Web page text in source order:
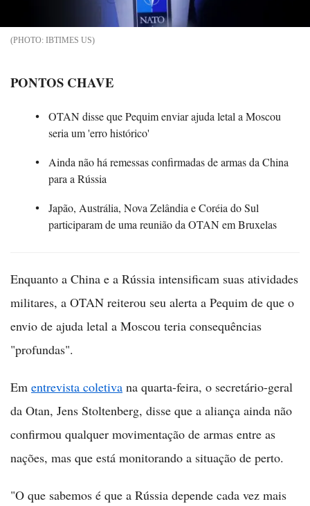
IBTIMES US
PONTOS CHAVE
OTAN disse que Pequim enviar ajuda letal a Moscou
seria um 'erro histórico'
Ainda não há remessas confirmadas de armas da China
para a Rússia
Japão, Austrália, Nova Zelândia e Coréia do Sul
participaram de uma reunião da OTAN em Bruxelas
Enquanto a China e a Rússia intensificam suas atividades
militares, a OTAN reiterou seu alerta a Pequim de que o
envio de ajuda letal a Moscou teria consequências
"profundas".
Em entrevista coletiva na quarta-feira, o secretário-geral
da Otan, Jens Stoltenberg, disse que a aliança ainda não
confirmou qualquer movimentação de armas entre as
nações, mas que está monitorando a situação de perto.
"O que sabemos é que a Rússia depende cada vez mais